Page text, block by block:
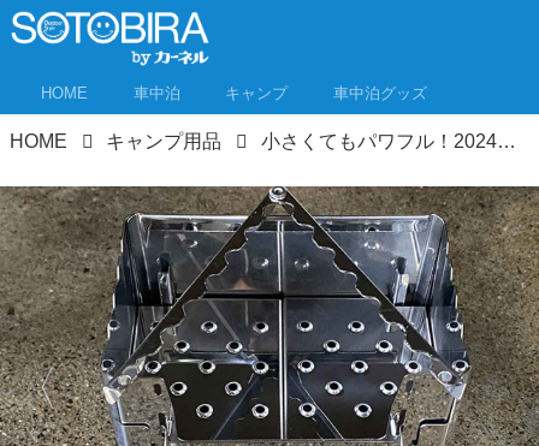
HOME 車中泊 キャンプ 車中泊グッズ
HOME キャンプ用品 小さくてもパワフル！2024年新作シングルバーナー＆アルコールバーナー用アイテム4選 車中泊キャンプにこれ欲しい！